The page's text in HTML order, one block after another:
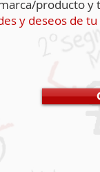
producto y
y deseos de tu